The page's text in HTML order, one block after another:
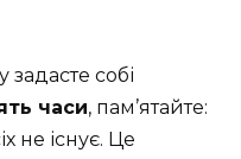
собі
часи, пам’ятайте:
не існує. Це